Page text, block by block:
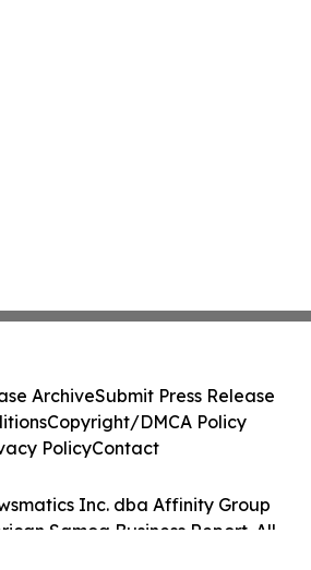
Inc. dba Affinity Group
Samoa Business Report. All
ArchiveSubmit Press Release
Copyright/DMCA Policy
PolicyContact